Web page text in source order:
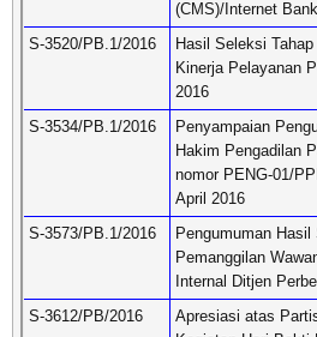
(CMS)/Internet
S-3520/PB.1/2016
Hasil Seleksi
Kinerja Pelayanan
2016
S-3534/PB.1/2016
Penyampaian
Hakim Pengadilan
nomor PENG-01/
April 2016
S-3573/PB.1/2016
Pengumuman
Pemanggilan
Internal Ditjen
S-3612/PB/2016
Apresiasi atas